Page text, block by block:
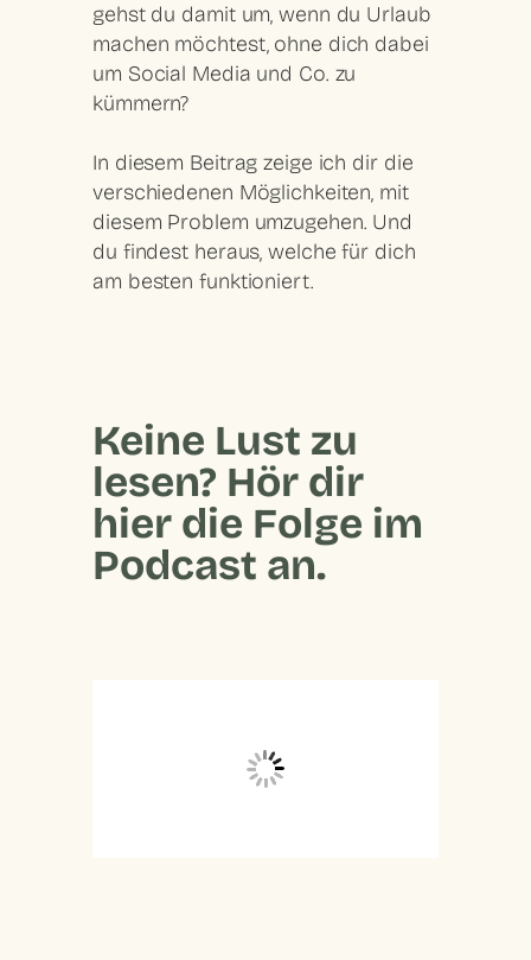
gehst du damit um, wenn du Urlaub
machen möchtest, ohne dich dabei
um Social Media und Co. zu
kümmern?
In diesem Beitrag zeige ich dir die
verschiedenen Möglichkeiten, mit
diesem Problem umzugehen. Und
du findest heraus, welche für dich
am besten funktioniert.
Keine Lust zu
lesen? Hör dir
hier die Folge im
Podcast an.